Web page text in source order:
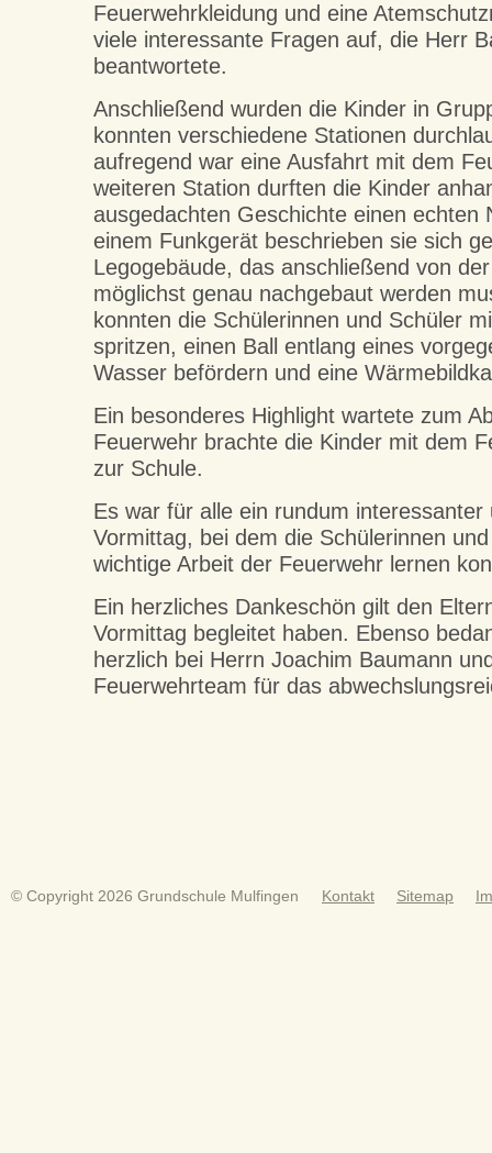
Feuerwehrkleidung und eine
viele interessante Fragen auf, die Herr
beantwortete.
Anschließend wurden die Kinder in
konnten verschiedene Stationen
aufregend war eine Ausfahrt mit dem
weiteren Station durften die Kinder
ausgedachten Geschichte einen echten
einem Funkgerät beschrieben sie sich
Legogebäude, das anschließend von
möglichst genau nachgebaut werden
konnten die Schülerinnen und Schüler
spritzen, einen Ball entlang eines
Wasser befördern und eine
Ein besonderes Highlight wartete zum
Feuerwehr brachte die Kinder mit dem
zur Schule.
Es war für alle ein rundum interessanter
Vormittag, bei dem die Schülerinnen
wichtige Arbeit der Feuerwehr lernen
Ein herzliches Dankeschön gilt den
Vormittag begleitet haben. Ebenso
herzlich bei Herrn Joachim Baumann
Feuerwehrteam für das
© Copyright 2026 Grundschule Mulfingen Kontakt Sitemap